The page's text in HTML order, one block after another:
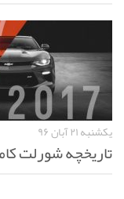
یکشنبه ۲۱ آبان ۹۶
تاریخچه شورلت